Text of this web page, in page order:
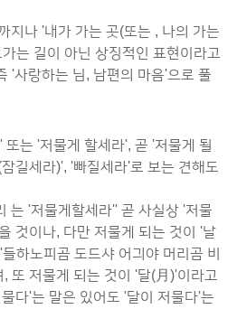
지나 '내가 가는 곳(또는 , 나의 가는
는 길이 아닌 상징적인 표현이라고
'사랑하는 님, 남편의 마음'으로 풀
는 '저물게 할세라', 곧 '저물게 될
길세라)', '빠질세라'로 보는 견해도
는 '저물게할세라'' 곧 사실상 '저물
것이나, 다만 저물게 되는 것이 '날
하노피곰 도드샤 어긔야 머리곰 비
또 저물게 되는 것이 '달(月)'이라고
다'는 말은 있어도 '달이 저물다'는